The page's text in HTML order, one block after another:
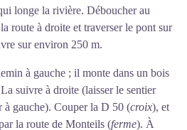
longe la rivière. Déboucher au
route à droite et traverser le pont sur
sur environ 250 m.
à gauche ; il monte dans un bois
suivre à droite (laisser le sentier
gauche). Couper la D 50 (croix), et
la route de Monteils (ferme). À